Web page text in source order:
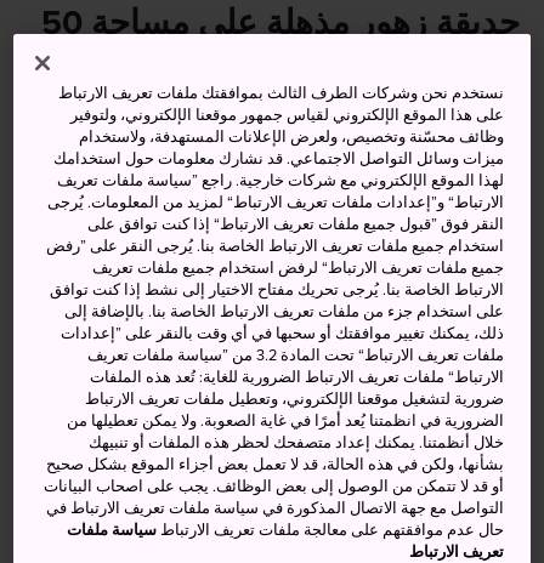
حديقة زهور مذهلة على مساحة 50
هكتارًا (500000 متر مربع) عند سفح
جبل دايسن
إذا كنت من زائري المنطقة المهتمين بالنباتات أو المناظر
الطبيعية أو التصوير الفوتوغرافي، ننصحك بقضاء نزهة في حديقة
زهور توتوري هاناكايرو الرائعة التي تحظى بعناية فائقة.
أنشطة ومعالم رائعة
مشاهدة تل الزهور الغني بالألوان البديعة
مشاهدة الزهور المتلألئة تحت سماء الليل
زيارة صوبة قبة الزهور ذات الطابع السابق لعصره
نستخدم نحن وشركات الطرف الثالث بموافقتك ملفات تعريف الارتباط
على هذا الموقع الإلكتروني لقياس جمهور موقعنا الإلكتروني، ولتوفير
وظائف محسّنة وتخصيص، ولعرض الإعلانات المستهدفة، ولاستخدام
ميزات وسائل التواصل الاجتماعي. قد نشارك معلومات حول استخدامك
لهذا الموقع الإلكتروني مع شركات خارجية. راجع ”سياسة ملفات تعريف
الارتباط“ و”إعدادات ملفات تعريف الارتباط“ لمزيد من المعلومات. يُرجى
النقر فوق ”قبول جميع ملفات تعريف الارتباط“ إذا كنت توافق على
استخدام جميع ملفات تعريف الارتباط الخاصة بنا. يُرجى النقر على ”رفض
جميع ملفات تعريف الارتباط“ لرفض استخدام جميع ملفات تعريف
الارتباط الخاصة بنا. يُرجى تحريك مفتاح الاختيار إلى نشط إذا كنت توافق
على استخدام جزء من ملفات تعريف الارتباط الخاصة بنا. بالإضافة إلى
ذلك، يمكنك تغيير موافقتك أو سحبها في أي وقت بالنقر على ”إعدادات
ملفات تعريف الارتباط“ تحت المادة 3.2 من ”سياسة ملفات تعريف
الارتباط“ ملفات تعريف الارتباط الضرورية للغاية: تُعد هذه الملفات
ضرورية لتشغيل موقعنا الإلكتروني، وتعطيل ملفات تعريف الارتباط
الضرورية في انظمتنا يُعد أمرًا في غاية الصعوبة. ولا يمكن تعطيلها من
خلال أنظمتنا. يمكنك إعداد متصفحك لحظر هذه الملفات أو تنبيهك
بشأنها، ولكن في هذه الحالة، قد لا تعمل بعض أجزاء الموقع بشكل صحيح
أو قد لا تتمكن من الوصول إلى بعض الوظائف. يجب على اصحاب البيانات
التواصل مع جهة الاتصال المذكورة في سياسة ملفات تعريف الارتباط في
حال عدم موافقتهم على معالجة ملفات تعريف الارتباطسياسة ملفات
تعريف الارتباط